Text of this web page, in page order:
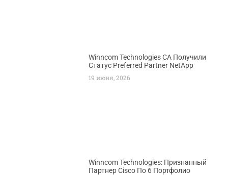
Winncom Technologies CA Получили
Статус Preferred Partner NetApp
19 июня, 2026
Winncom Technologies: Признанный
Партнер Cisco По 6 Портфолио